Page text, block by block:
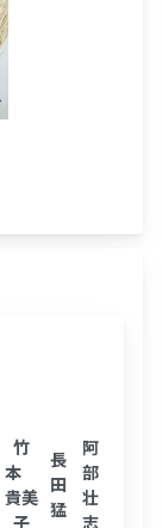
竹
本
貴美
子
長
田
猛
阿
部
壮
志